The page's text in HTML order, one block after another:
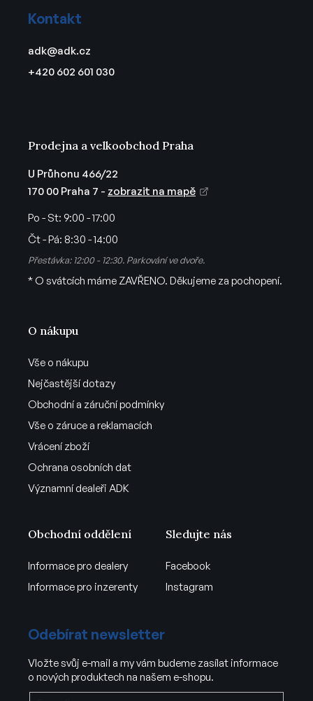
Kontakt
adk@adk.cz
+420 602 601 030
O nákupu
Vše o nákupu
Nejčastější dotazy
Obchodní a záruční podmínky
Vše o záruce a reklamacích
Vrácení zboží
Ochrana osobních dat
Významní dealeři ADK
Prodejna a velkoobchod Praha
U Průhonu 466/22
170 00 Praha 7 - zobrazit na mapě
Po - St: 9:00 - 17:00
Čt - Pá: 8:30 - 14:00
Přestávka: 12:00 - 12:30. Parkování ve dvoře.
* O svátcích máme ZAVŘENO. Děkujeme za pochopení.
Obchodní oddělení
Informace pro dealery
Informace pro inzerenty
Sledujte nás
Facebook
Instagram
Odebírat newsletter
Vložte svůj e-mail a my vám budeme zasílat informace
o nových produktech na našem e-shopu.